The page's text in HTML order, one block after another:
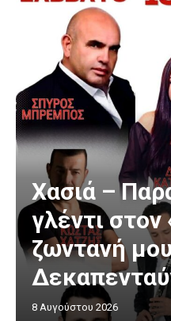
Χασιά –
γλέντι
ζωντανή
8 Αυγούστου 2026